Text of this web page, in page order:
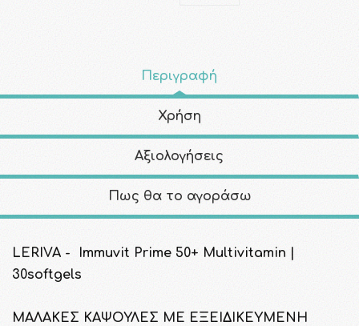
Περιγραφή
Χρήση
Αξιολογήσεις
Πως θα το αγοράσω
LERIVA - Immuvit Prime 50+ Multivitamin |
30softgels
ΜΑΛΑΚΕΣ ΚΑΨΟΥΛΕΣ ΜΕ ΕΞΕΙΔΙΚΕΥΜΕΝΗ